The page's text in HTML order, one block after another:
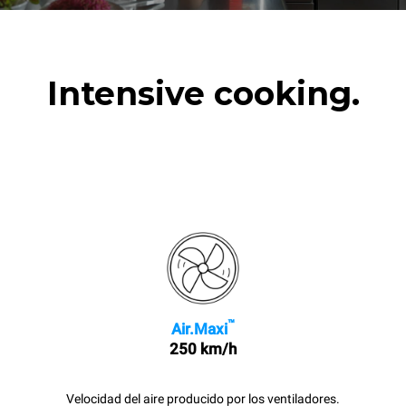
Intensive cooking.
Air.Maxi™
250 km/h
Velocidad del aire producido por los ventiladores.